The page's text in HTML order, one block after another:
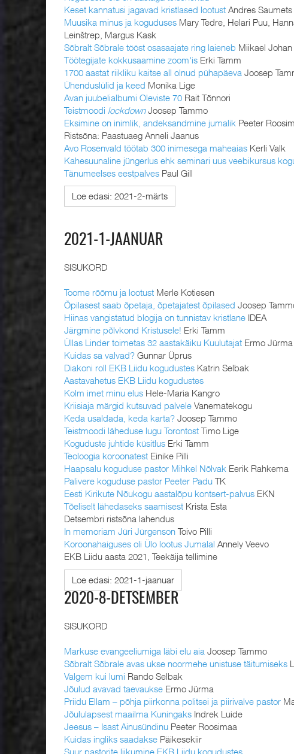
Keset kannatusi jagavad kristlased lootust Andres Saumets
Muusika minus ja koguduses Mary Tedre, Helari Puu,
Leinštrep, Margus Kask
Sõbralt Sõbrale tööst osasaajate ring laieneb Miikael Johan
Töötegijate kokkusaamine zoom'is Erki Tamm
1700 aastat riikliku kaitse all olnud pühapäeva Joosep
Ühenduslülid ja keed Monika Lige
Avan juubelialbumi Oleviste 70 Rait Tõnnori
Teistmoodi lockdownJoosep Tammo
Eksimine on inimlik, andeksandmine jumalik Peeter
Ristsõna: Paastuaeg Anneli Jaanus
Avo Rosenvald töötab 300 inimesega maheaias Kerli Valk
Kahesuunaline jüngerlus ehk seminari uus veebikursus
Tänumeelses eestpalves Paul Gill
Loe edasi: 2021-2-märts
2021-1-JAANUAR
SISUKORD
Toome rõõmu ja lootust Merle Kotiesen
Õpilasest saab õpetaja, õpetajatest õpilased Joosep
Hiinas vangistatud blogija on tunnistav kristlane IDEA
Järgmine põlvkond Kristusele! Erki Tamm
Üllas Linder toimetas 32 aastakäiku Kuulutajat Ermo Jürma
Kuidas sa valvad? Gunnar Üprus
Diakoni roll EKB Liidu kogudustes Katrin Selbak
Aastavahetus EKB Liidu kogudustes
Kolm imet minu elus Hele-Maria Kangro
Kriisiaja märgid kutsuvad palvele Vanematekogu
Keda usaldada, keda karta? Joosep Tammo
Teistmoodi läheduse lugu Torontost Timo Lige
Koguduste juhtide küsitlus Erki Tamm
Teoloogia koroonatest Einike Pilli
Haapsalu koguduse pastor Mihkel Nõlvak Eerik Rahkema
Palivere koguduse pastor Peeter Padu TK
Eesti Kirikute Nõukogu aastalõpu kontsert-palvus EKN
Tõeliselt lähedaseks saamisest Krista Esta
Detsembri ristsõna lahendus
In memoriam Jüri Jürgenson Toivo Pilli
Koroonahaiguses oli Ülo lootus Jumalal Annely Veevo
EKB Liidu aasta 2021, Teekäija tellimine
Loe edasi: 2021-1-jaanuar
2020-8-DETSEMBER
SISUKORD
Markuse evangeeliumiga läbi elu aia Joosep Tammo
Sõbralt Sõbrale avas ukse noormehe unistuse täitumiseks
Valgem kui lumi Rando Selbak
Jõulud avavad taevaukse Ermo Jürma
Priidu Ellam – põhja piirkonna politsei ja piirivalve pastor
Jõululapsest maailma Kuningaks Indrek Luide
Jeesus – Isast Ainusündinu Peeter Roosimaa
Kuidas ingliks saadakse Päikesekiir
Suur pastorite liikumine EKB Liidu kogudustes